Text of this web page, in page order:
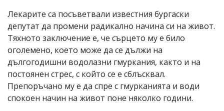
Лекарите са посъветвали известния бургаски
депутат да промени радикално начина си на живот.
Тяхното заключение е, че сърцето му е било
оголемено, което може да се дължи на
дългогодишни водолазни гмуркания, както и на
постоянен стрес, с който се е сблъсквал.
Препоръчано му е да спре с гмурканията и води
спокоен начин на живот поне няколко години.